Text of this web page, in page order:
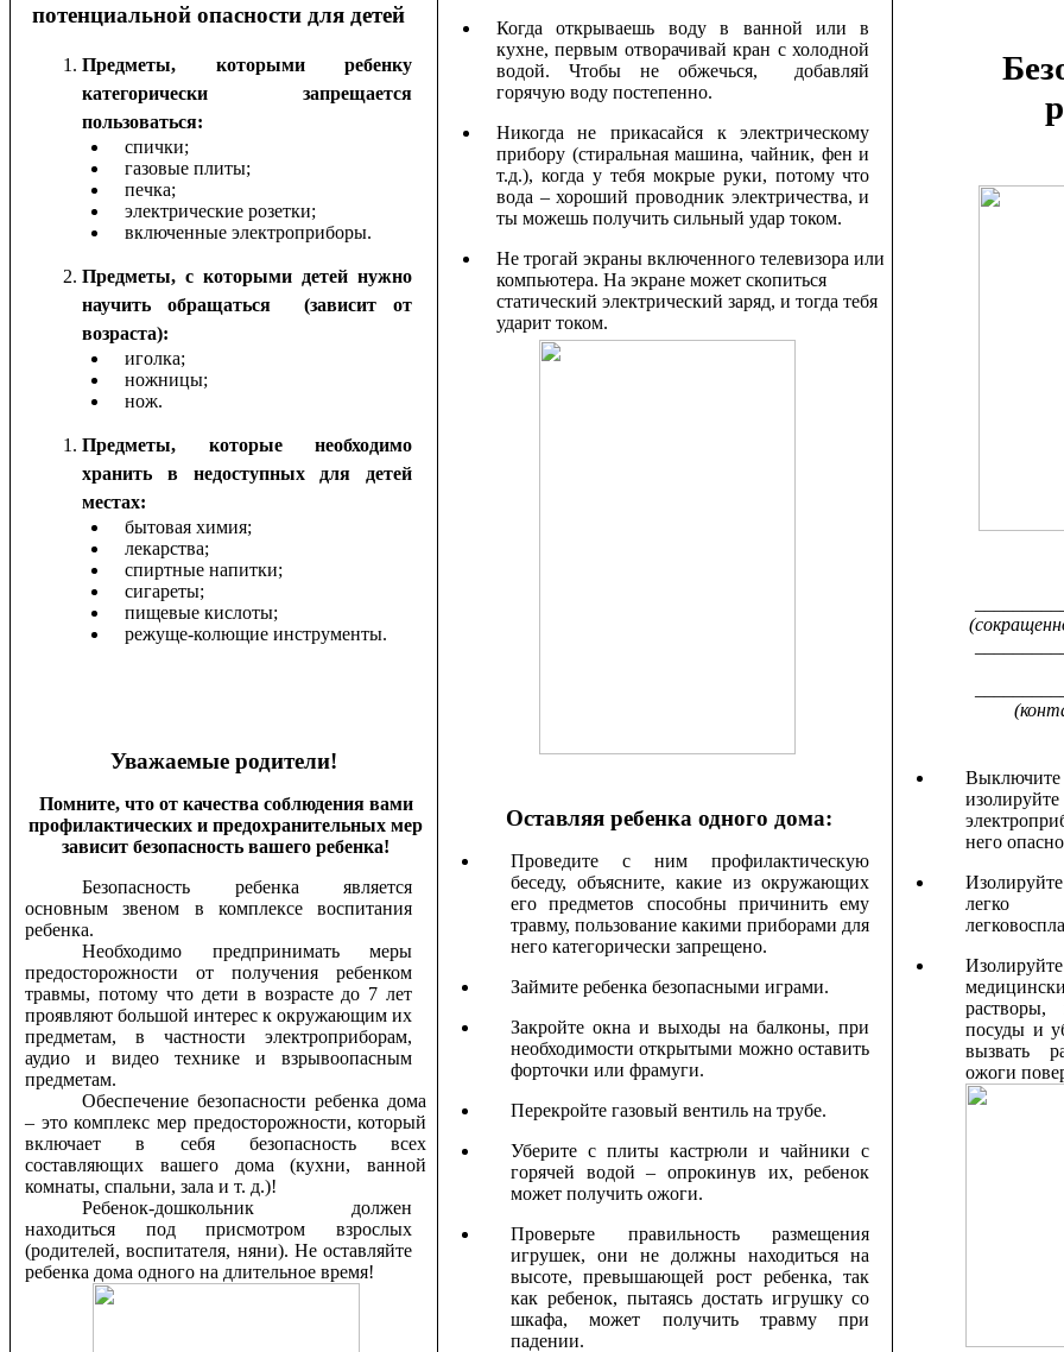
потенциальной опасности для детей
Предметы, которыми ребенку
категорически запрещается
пользоваться:
спички;
газовые плиты;
печка;
электрические розетки;
включенные электроприборы.
Предметы, с которыми детей нужно
научить обращаться (зависит от
возраста):
иголка;
ножницы;
нож.
Предметы, которые необходимо
хранить в недоступных для детей
местах:
бытовая химия;
лекарства;
спиртные напитки;
сигареты;
пищевые кислоты;
режуще-колющие инструменты.
Уважаемые родители!
Помните, что от качества соблюдения вами
профилактических и предохранительных мер
зависит безопасность вашего ребенка!
Безопасность ребенка является
основным звеном в комплексе воспитания
ребенка.
Необходимо предпринимать меры
предосторожности от получения ребенком
травмы, потому что дети в возрасте до 7 лет
проявляют большой интерес к окружающим их
предметам, в частности электроприборам,
аудио и видео технике и взрывоопасным
предметам.
Обеспечение безопасности ребенка дома
– это комплекс мер предосторожности, который
включает в себя безопасность всех
составляющих вашего дома (кухни, ванной
комнаты, спальни, зала и т. д.)!
Ребенок-дошкольник должен
находиться под присмотром взрослых
(родителей, воспитателя, няни). Не оставляйте
ребенка дома одного на длительное время!
Когда открываешь воду в ванной или в
кухне, первым отворачивай кран с холодной
водой. Чтобы не обжечься, добавляй
горячую воду постепенно.
Никогда не прикасайся к электрическому
прибору (стиральная машина, чайник, фен и
т.д.), когда у тебя мокрые руки, потому что
вода – хороший проводник электричества, и
ты можешь получить сильный удар током.
Не трогай экраны включенного телевизора или
компьютера. На экране может скопиться
статический электрический заряд, и тогда тебя
ударит током.
Оставляя ребенка одного дома:
Проведите с ним профилактическую
беседу, объясните, какие из окружающих
его предметов способны причинить ему
травму, пользование какими приборами для
него категорически запрещено.
Займите ребенка безопасными играми.
Закройте окна и выходы на балконы, при
необходимости открытыми можно оставить
форточки или фрамуги.
Перекройте газовый вентиль на трубе.
Уберите с плиты кастрюли и чайники с
горячей водой – опрокинув их, ребенок
может получить ожоги.
Проверьте правильность размещения
игрушек, они не должны находиться на
высоте, превышающей рост ребенка, так
как ребенок, пытаясь достать игрушку со
шкафа, может получить травму при
падении.
него
посуды и
вызвать
ожоги